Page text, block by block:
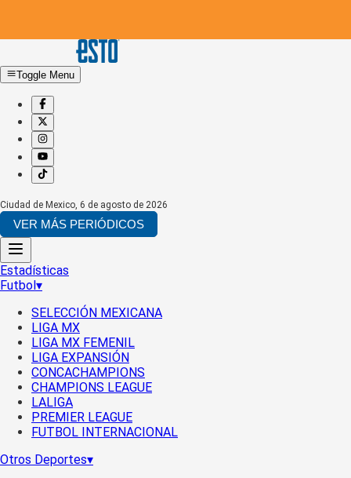
Toggle Menu
Ciudad de Mexico, 6 de agosto de 2026
VER MÁS PERIÓDICOS
Estadísticas
Futbol▾
SELECCIÓN MEXICANA
LIGA MX
LIGA MX FEMENIL
LIGA EXPANSIÓN
CONCACHAMPIONS
CHAMPIONS LEAGUE
LALIGA
PREMIER LEAGUE
FUTBOL INTERNACIONAL
Otros Deportes▾